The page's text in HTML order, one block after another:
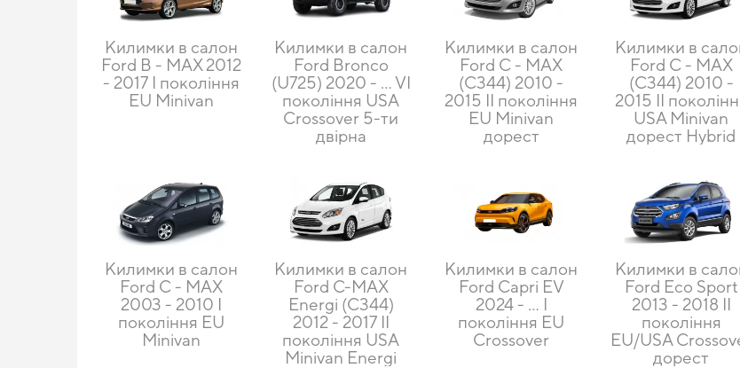
Килимки в салон
Ford B - MAX 2012
- 2017 I покоління
EU Minivan
Килимки в салон
Ford Bronco
(U725) 2020 - … VI
покоління USA
Crossover 5-ти
двірна
Килимки в салон
Ford C - MAX
(С344) 2010 -
2015 II покоління
EU Minivan
дорест
Килимки в
Ford C - MAX
(С344) 2010 -
2015 II
USA Minivan
дорест Hybrid
Килимки в салон
Ford C - MAX
2003 - 2010 I
покоління EU
Minivan
Килимки в салон
Ford C-MAX
Energi (С344)
2012 - 2017 II
покоління USA
Minivan Energi
Килимки в салон
Ford Capri EV
2024 - … I
покоління EU
Crossover
Килимки в
Ford Eco Sport
2013 - 2018 II
покоління
EU/USA
дорест